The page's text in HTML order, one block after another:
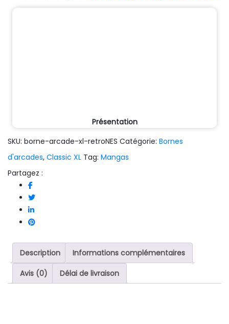
Présentation
SKU: borne-arcade-xl-retroNES Catégorie: Bornes
d'arcades, Classic XL Tag: Mangas
Partagez :
Description
Informations complémentaires
Avis (0)
Délai de livraison